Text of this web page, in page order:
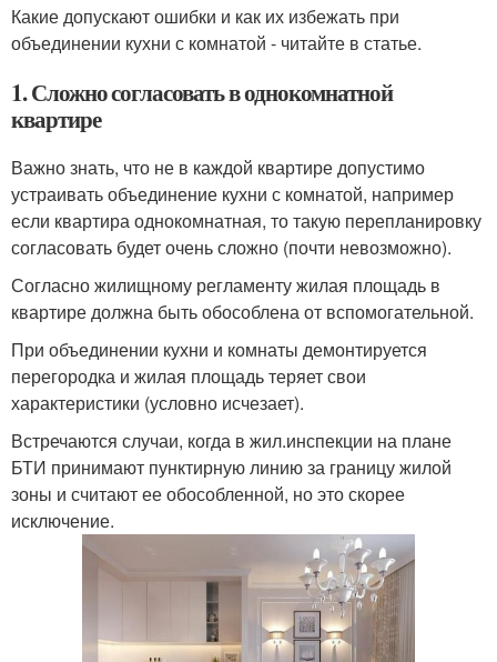
Какие допускают ошибки и как их избежать при
объединении кухни с комнатой - читайте в статье.
1. Сложно согласовать в однокомнатной
квартире
Важно знать, что не в каждой квартире допустимо
устраивать объединение кухни с комнатой, например
если квартира однокомнатная, то такую перепланировку
согласовать будет очень сложно (почти невозможно).
Согласно жилищному регламенту жилая площадь в
квартире должна быть обособлена от вспомогательной.
При объединении кухни и комнаты демонтируется
перегородка и жилая площадь теряет свои
характеристики (условно исчезает).
Встречаются случаи, когда в жил.инспекции на плане
БТИ принимают пунктирную линию за границу жилой
зоны и считают ее обособленной, но это скорее
исключение.